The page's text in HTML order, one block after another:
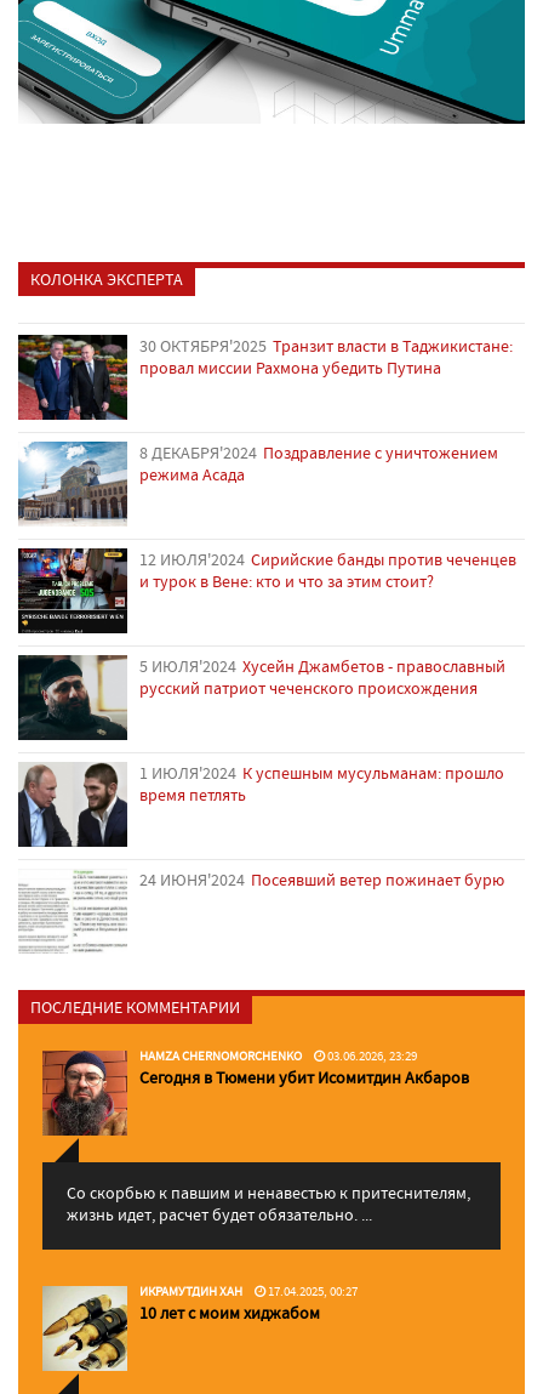
КОЛОНКА ЭКСПЕРТА
30 ОКТЯБРЯ'2025 Транзит власти в Таджикистане:
провал миссии Рахмона убедить Путина
8 ДЕКАБРЯ'2024 Поздравление с уничтожением
режима Асада
12 ИЮЛЯ'2024 Сирийские банды против чеченцев
и турок в Вене: кто и что за этим стоит?
5 ИЮЛЯ'2024 Хусейн Джамбетов - православный
русский патриот чеченского происхождения
1 ИЮЛЯ'2024 К успешным мусульманам: прошло
время петлять
24 ИЮНЯ'2024 Посеявший ветер пожинает бурю
ПОСЛЕДНИЕ КОММЕНТАРИИ
HAMZA CHERNOMORCHENKO 03.06.2026, 23:29
Сегодня в Тюмени убит Исомитдин Акбаров
Со скорбью к павшим и ненавестью к притеснителям,
жизнь идет, расчет будет обязательно. ...
ИКРАМУТДИН ХАН 17.04.2025, 00:27
10 лет с моим хиджабом